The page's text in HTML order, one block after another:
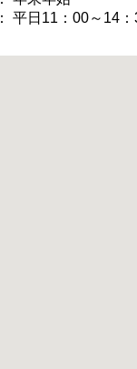
： 平日11：00～14